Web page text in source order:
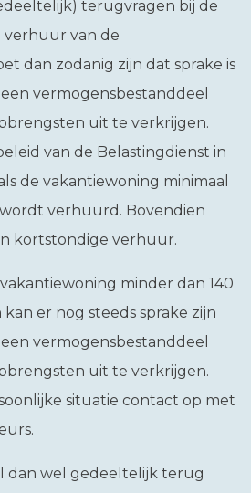
terugvragen bij de
verhuur van de
dan zodanig zijn dat sprake is
vermogensbestanddeel
uit te verkrijgen.
van de Belastingdienst in
de vakantiewoning minimaal
verhuurd. Bovendien
kortstondige verhuur.
minder dan 140
er nog steeds sprake zijn
vermogensbestanddeel
uit te verkrijgen.
situatie contact op met
dan wel gedeeltelijk terug